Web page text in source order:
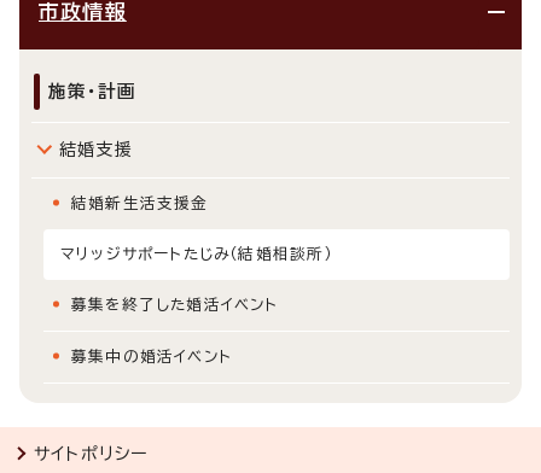
市政情報
施策・計画
結婚支援
結婚新生活支援金
マリッジサポートたじみ（結婚相談所）
募集を終了した婚活イベント
募集中の婚活イベント
サイトポリシー